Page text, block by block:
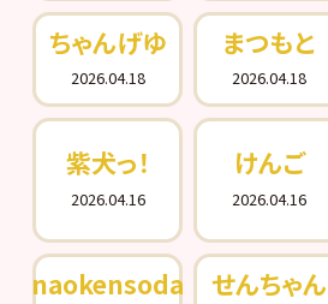
ちゃんげゆ
2026.04.18
まつもと
2026.04.18
紫犬っ！
2026.04.16
けんご
2026.04.16
naokensoda せんちゃん